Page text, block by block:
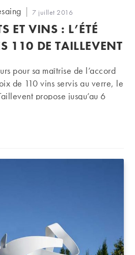
Publication
publiée :
7 juillet 2016
ET VINS : L’ÉTÉ
110 DE TAILLEVENT
pour sa maîtrise de l’accord
de 110 vins servis au verre, le
propose jusqu’au 6
d’un voyage au
mets et vins : l’été espagnol des 110 de